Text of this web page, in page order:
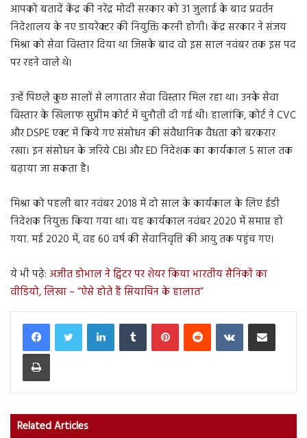
आपको बतादें केंद्र की नरेंद्र मोदी सरकार को 31 जुलाई के बाद प्रवर्तन
निदेशालय के नए डायरेक्टर की नियुक्ति करनी होगी। केंद्र सरकार ने संजय
मिश्रा को सेवा विस्तार दिया था जिसके बाद वो इस साल नवंबर तक इस पद
पर रहने वाले थे।
उन्हें पिछले कुछ सालों से लगातार सेवा विस्तार मिल रहा था। उनके सेवा
विस्तार के खिलाफ सुप्रीम कोर्ट में चुनौती दी गई थी। हालांकि, कोर्ट ने CVC
और DSPE एक्ट में किये गए संसोधन की संवैधानिक वैधता को बरकरार
रखा। इन संसोधन के जरिये CBI और ED निदेशक का कार्यकाल 5 साल तक
बढ़ाया जा सकता है।
मिश्रा को पहली बार नवंबर 2018 में दो साल के कार्यकाल के लिए ईडी
निदेशक नियुक्त किया गया था। यह कार्यकाल नवंबर 2020 में समाप्त हो
गया. मई 2020 में, वह 60 वर्ष की सेवानिवृत्ति की आयु तक पहुंच गए।
ये भी पढ़े: अजीत डोभाल ने ट्विटर पर शेयर किया भारतीय सैनिकों का
वीडियो, लिखा – “ऐसे होते हैं सियाचिन के हालात”
LinkedInTumblr PinterestReddit VKontakteShare via Email
Print
Related Articles